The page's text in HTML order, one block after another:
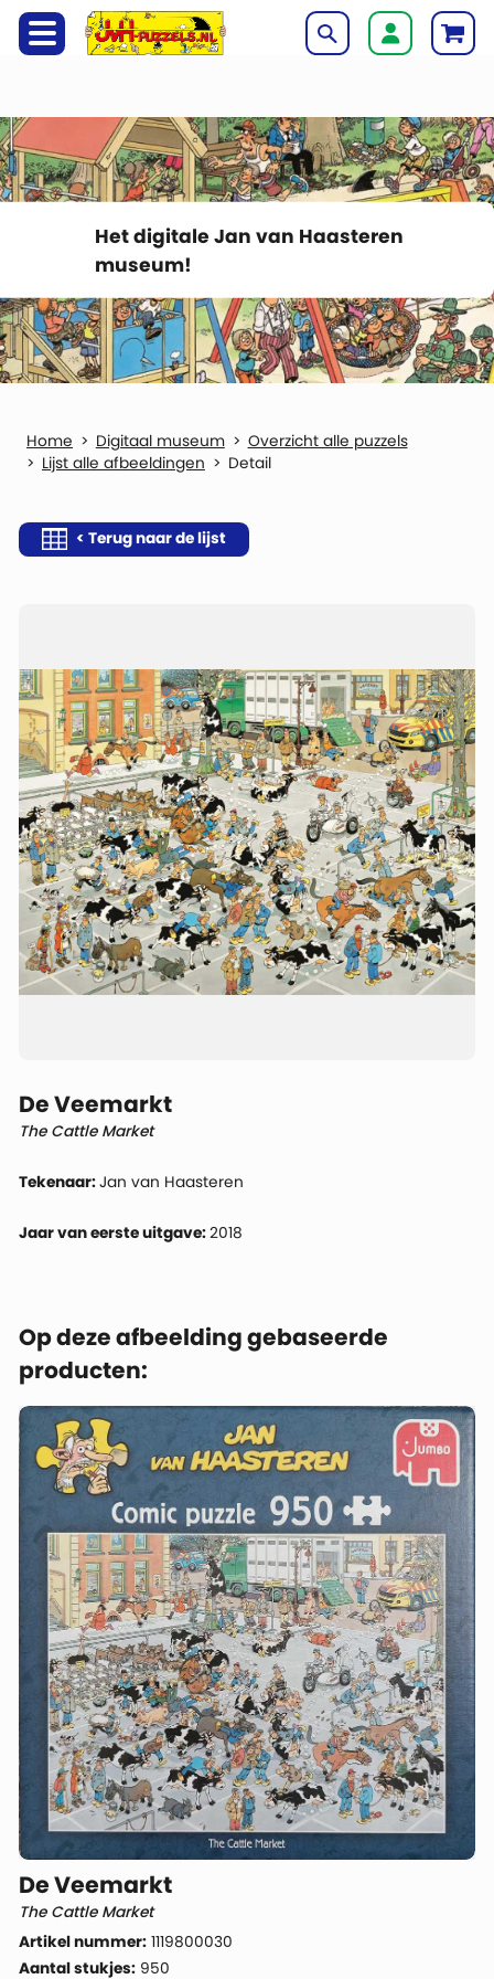
Het digitale Jan van Haasteren
museum!
Digitaal museum
Overzicht alle puzzels
Lijst alle afbeeldingen
Detail
< Terug naar de lijst
De Veemarkt
The Cattle Market
Tekenaar:Jan van Haasteren
Jaar van eerste uitgave:2018
Op deze afbeelding gebaseerde
producten:
De Veemarkt
The Cattle Market
Artikel nummer: 1119800030
Aantal stukjes: 950